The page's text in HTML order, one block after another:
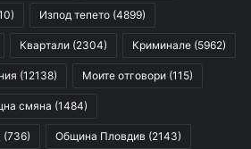
Изпод тепето (4899)
Квартали (2304) Криминале (5962)
(12138) Моите отговори (115)
смяна (1484)
(736) Община Пловдив (2143)